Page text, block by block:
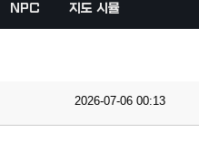
NPC 지도 시뮬
2026-07-06 00:13